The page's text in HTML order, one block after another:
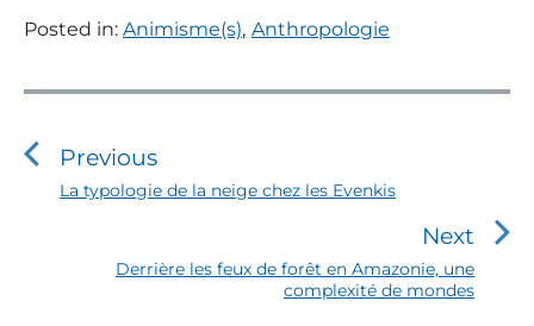
Posted in: Animisme(s), Anthropologie
N
v
Previous
P
La typologie de la neige chez les Evenkis
Next
N
e
Derrière les feux de forêt en Amazonie, une
complexité de mondes